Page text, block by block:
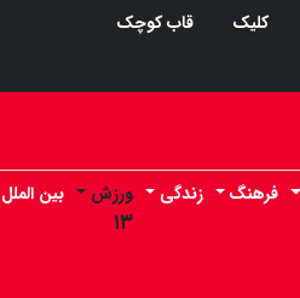
کلیک
قاب کوچک
فرهنگ زندگی ورزش
۱۳
بین الملل